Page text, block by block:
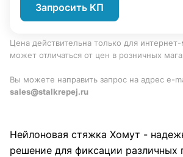
Запросить КП
Цена действительна только для интернет-
может отличаться от цен в розничных
Вы можете направить запрос на адрес e-
sales@stalkrepej.ru
Нейлоновая стяжка Хомут -
решение для фиксации различных